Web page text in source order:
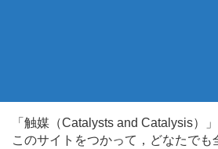
「触媒（Catalysts and Catalysis）
このサイトをつかって，どなたで